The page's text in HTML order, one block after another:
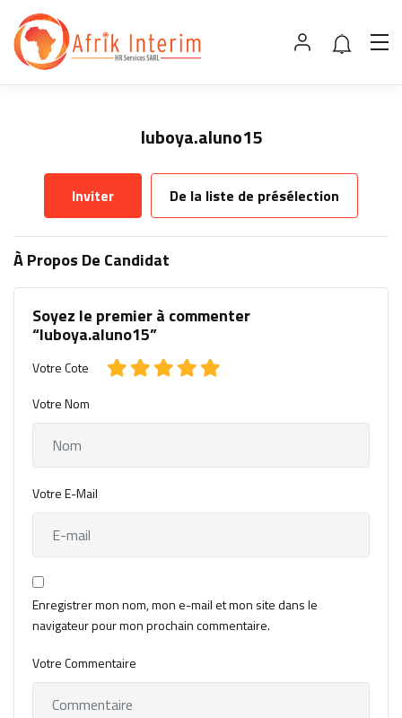
luboya.aluno15
Inviter De la liste de présélection
À Propos De Candidat
Soyez le premier à commenter
“luboya.aluno15”
Votre Cote
Votre Nom
Votre E-Mail
Enregistrer mon nom, mon e-mail et mon site dans le
navigateur pour mon prochain commentaire.
Votre Commentaire